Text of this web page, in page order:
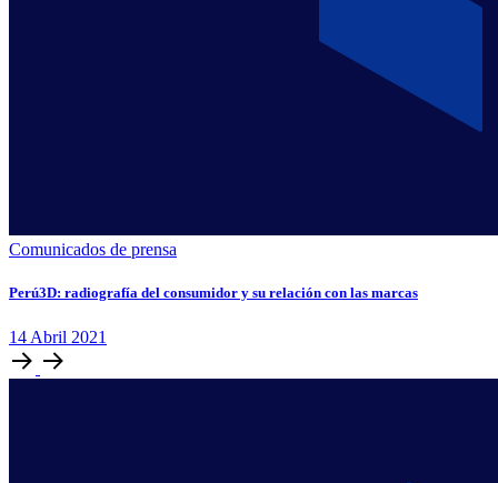
Comunicados de prensa
Perú3D: radiografía del consumidor y su relación con las marcas
14 Abril 2021